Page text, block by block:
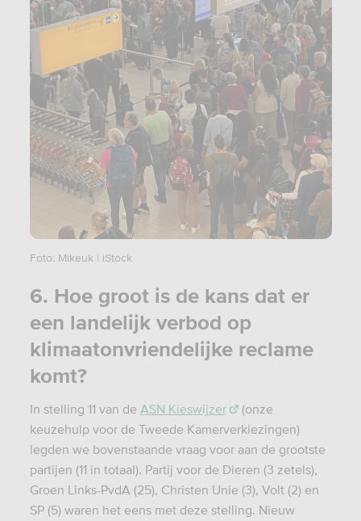
Foto: Mikeuk | iStock
6. Hoe groot is de kans dat er
een landelijk verbod op
klimaatonvriendelijke reclame
komt?
In stelling 11 van de ASN Kieswijzer
(onze
keuzehulp voor de Tweede Kamerverkiezingen)
legden we bovenstaande vraag voor aan de grootste
partijen (11 in totaal). Partij voor de Dieren (3 zetels),
Groen Links-PvdA (25), Christen Unie (3), Volt (2) en
SP (5) waren het eens met deze stelling. Nieuw